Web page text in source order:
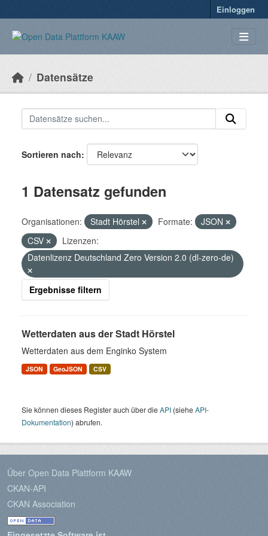
Einloggen
Datensätze
Sortieren nach
1 Datensatz gefunden
Organisationen: Stadt Hörstel Formate:
JSON
CSV
Lizenzen:
Datenlizenz Deutschland Zero Version 2.0 (dl-zero-de)
Ergebnisse filtern
Wetterdaten aus der Stadt Hörstel
Wetterdaten aus dem Enginko System
JSON GeoJSON CSV
Sie können dieses Register auch über dieAPI (sieheAPI-
Dokumentation) abrufen.
Über Open Data Plattform KAAW
CKAN-API
CKAN Association